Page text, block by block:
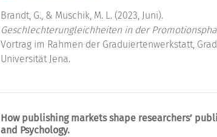
Brandt, G., & Muschik, M. L. (2023, Juni).
Geschlechterungleichheiten in der
Vortrag im Rahmen der Graduiertenwerkstatt,
Universität Jena.
How publishing markets shape researchers’
and Psychology.